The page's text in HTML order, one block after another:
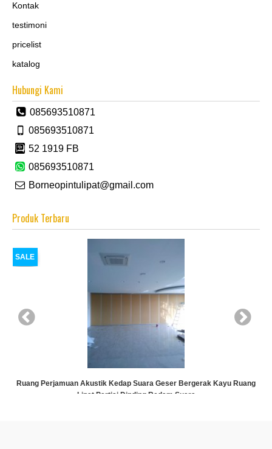
Kontak
testimoni
pricelist
katalog
Hubungi Kami
085693510871
085693510871
52 1919 FB
085693510871
Borneopintulipat@gmail.com
Produk Terbaru
SALE
Ruang Perjamuan Akustik Kedap Suara Geser Bergerak Kayu Ruang
Lipat Partisi Dinding Redam Suara